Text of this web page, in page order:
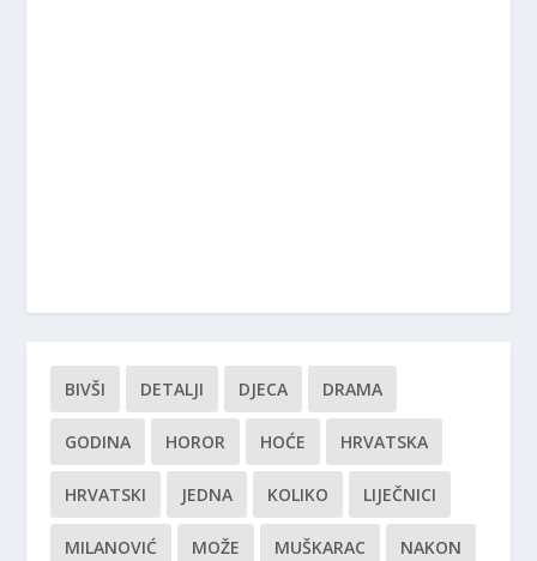
BIVŠI DETALJI DJECA DRAMA
GODINA HOROR HOĆE HRVATSKA
HRVATSKI JEDNA KOLIKO LIJEČNICI
MILANOVIĆ MOŽE MUŠKARAC NAKON